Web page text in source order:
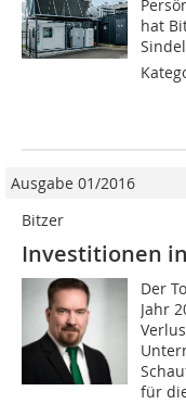
hat
Ausgabe 01/2016
Bitzer
Investitionen
Der
Jahr
für